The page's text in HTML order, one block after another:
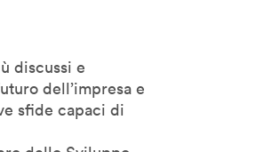
discussi e
dell’impresa e
sfide capaci di